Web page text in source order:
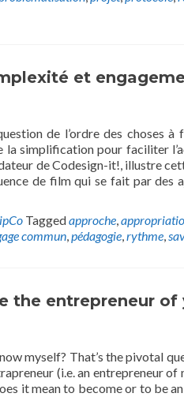
et
de l’ordre des choses
la simplification pour faciliter
de Codesign-it!, illustre
de film qui se fait par des
Taggedapproche,
commun,pédagogie,rythme,
the entrepreneur of
myself? That’s the pivotal
(i.e. an entrepreneur
it mean to become or to be